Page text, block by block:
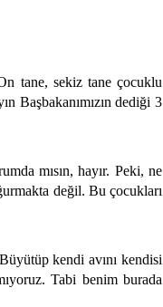
tane, sekiz tane çocuklu
Başbakanımızın dediği 3
mısın, hayır. Peki, ne
değil. Bu çocukları
kendi avını kendisi
Tabi benim burada